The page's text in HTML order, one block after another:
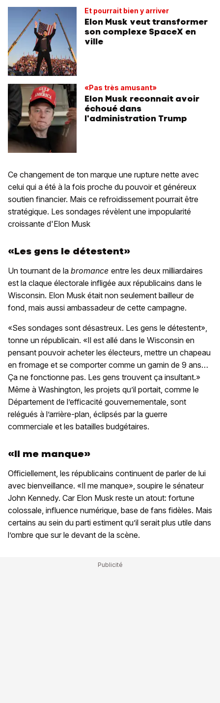
Et pourrait bien y arriver
Elon Musk veut transformer
son complexe SpaceX en
ville
«Pas très amusant»
Elon Musk reconnait avoir
échoué dans
l'administration Trump
Ce changement de ton marque une rupture nette avec
celui qui a été à la fois proche du pouvoir et généreux
soutien financier. Mais ce refroidissement pourrait être
stratégique. Les sondages révèlent une impopularité
croissante d'Elon Musk
«Les gens le détestent»
Un tournant de la bromance entre les deux milliardaires
est la claque électorale infligée aux républicains dans le
Wisconsin. Elon Musk était non seulement bailleur de
fond, mais aussi ambassadeur de cette campagne.
«Ses sondages sont désastreux. Les gens le détestent»,
tonne un républicain. «Il est allé dans le Wisconsin en
pensant pouvoir acheter les électeurs, mettre un chapeau
en fromage et se comporter comme un gamin de 9 ans…
Ça ne fonctionne pas. Les gens trouvent ça insultant.»
Même à Washington, les projets qu’il portait, comme le
Département de l’efficacité gouvernementale, sont
relégués à l’arrière-plan, éclipsés par la guerre
commerciale et les batailles budgétaires.
«Il me manque»
Officiellement, les républicains continuent de parler de lui
avec bienveillance. «Il me manque», soupire le sénateur
John Kennedy. Car Elon Musk reste un atout: fortune
colossale, influence numérique, base de fans fidèles. Mais
certains au sein du parti estiment qu’il serait plus utile dans
l’ombre que sur le devant de la scène.